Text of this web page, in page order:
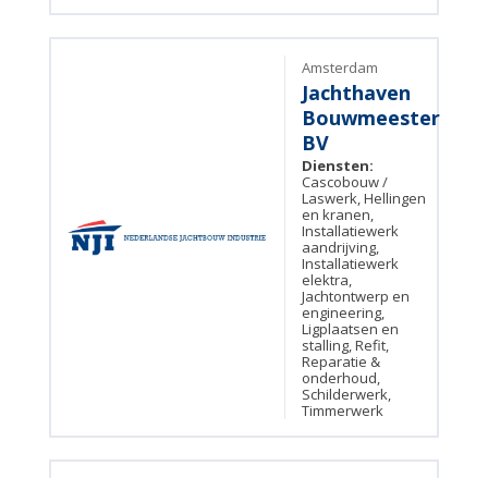
Amsterdam
Jachthaven
Bouwmeester
BV
Diensten:
Cascobouw /
Laswerk, Hellingen
en kranen,
Installatiewerk
aandrijving,
Installatiewerk
elektra,
Jachtontwerp en
engineering,
Ligplaatsen en
stalling, Refit,
Reparatie &
onderhoud,
Schilderwerk,
Timmerwerk